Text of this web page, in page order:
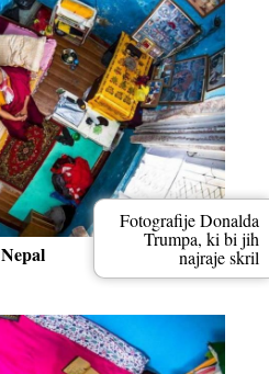
Nepal
Fotografije Donalda
Trumpa, ki bi jih
najraje skril